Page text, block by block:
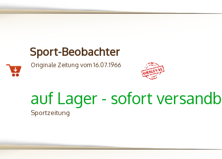
Sport-Beobachter
Originale Zeitung vom 16.07.1966
auf Lager - sofort
Sportzeitung